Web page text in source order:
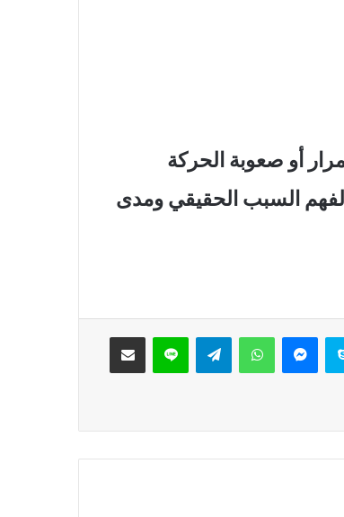
أو صعوبة الحركة
السبب الحقيقي ومدى
سكايب واتساب لاين